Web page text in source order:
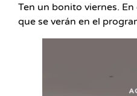
Ten un bonito viernes.
que se verán en el